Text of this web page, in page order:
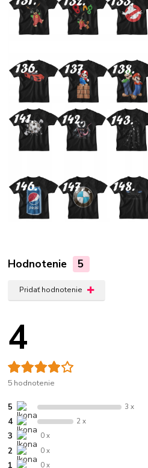
Hodnotenie 5
Pridať hodnotenie
4
5 hodnotenie
5 3 x
4 2 x
3 0 x
2 0 x
1 0 x